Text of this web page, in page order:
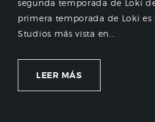
segunda temporada de Loki
primera temporada de Loki es
Studios más vista en...
LEER MÁS